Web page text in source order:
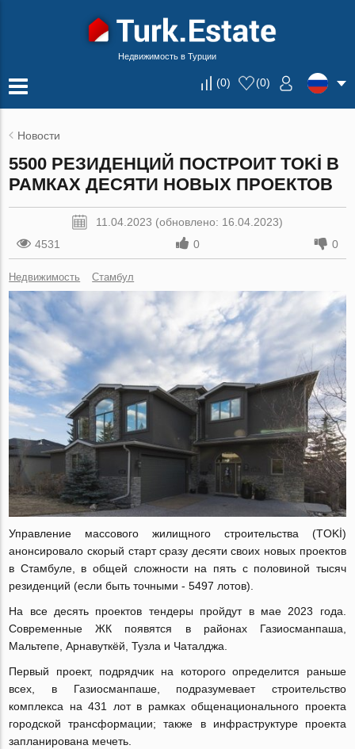
Недвижимость в Турции
(0) (0)
Новости
5500 РЕЗИДЕНЦИЙ ПОСТРОИТ TOKİ В
РАМКАХ ДЕСЯТИ НОВЫХ ПРОЕКТОВ
11.04.2023 (обновлено: 16.04.2023)
4531
0 0
Недвижимость Стамбул
Управление массового жилищного строительства (TOKİ)
анонсировало скорый старт сразу десяти своих новых проектов
в Стамбуле, в общей сложности на пять с половиной тысяч
резиденций (если быть точными - 5497 лотов).
На все десять проектов тендеры пройдут в мае 2023 года.
Современные ЖК появятся в районах Газиосманпаша,
Мальтепе, Арнавуткёй, Тузла и Чаталджа.
Первый проект, подрядчик на которого определится раньше
всех, в Газиосманпаше, подразумевает строительство
комплекса на 431 лот в рамках общенационального проекта
городской трансформации; также в инфраструктуре проекта
запланирована мечеть.